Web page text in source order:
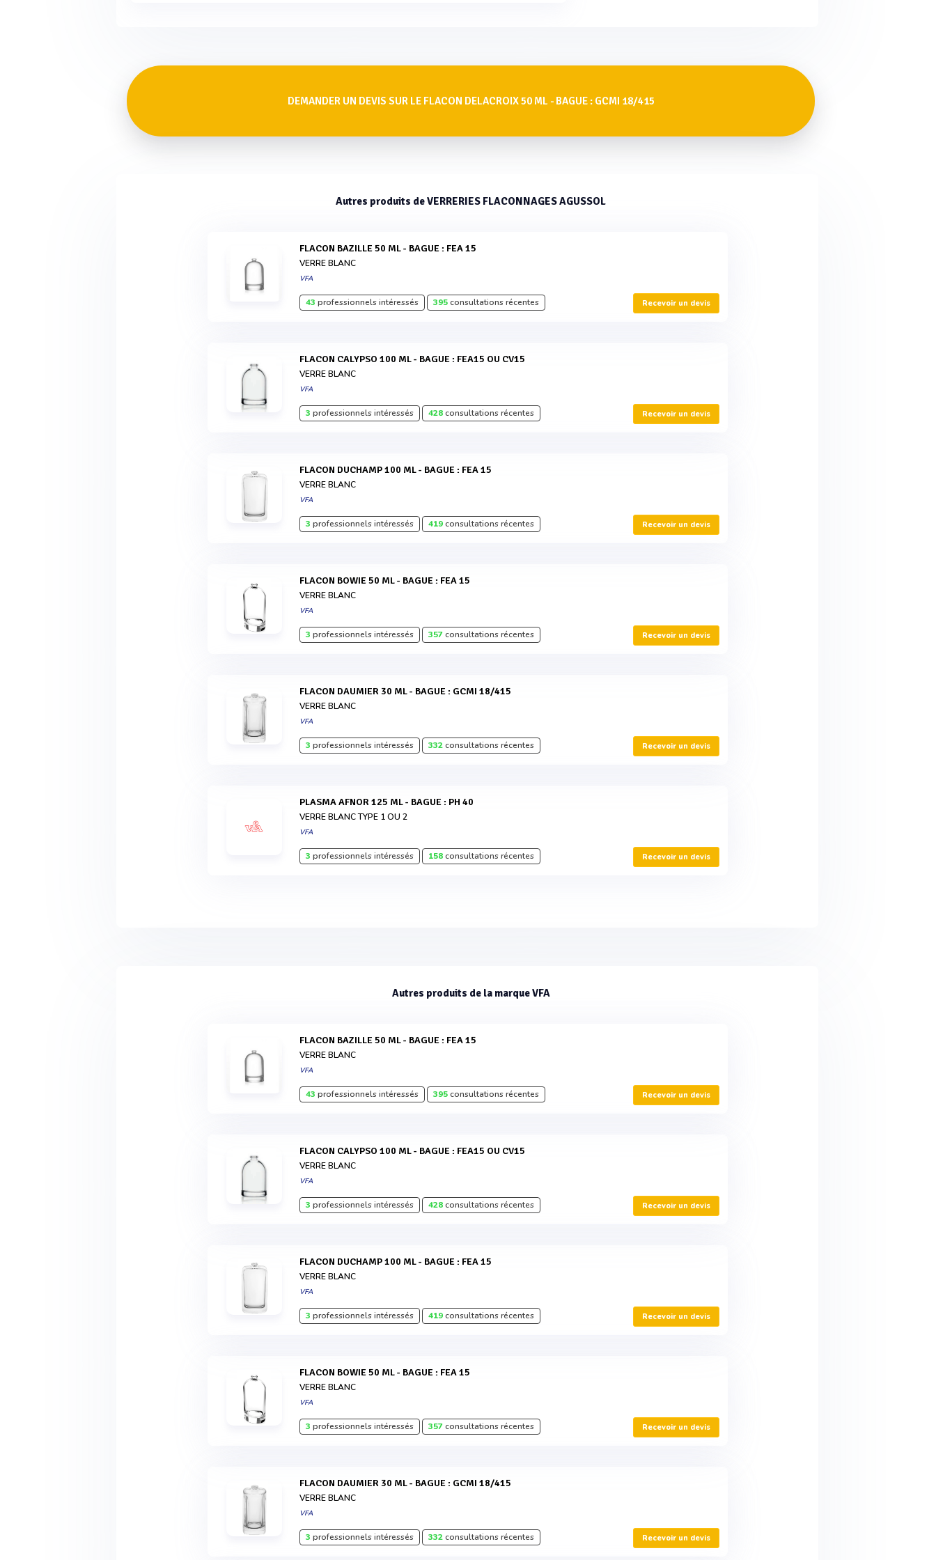
DEMANDER UN DEVIS SUR LE FLACON DELACROIX 50 ML - BAGUE : GCMI 18/415
Autres produits de VERRERIES FLACONNAGES AGUSSOL
FLACON BAZILLE 50 ML - BAGUE : FEA 15
VERRE BLANC
VFA
43 professionnels intéressés 395consultations récentes Recevoir un devis
FLACON CALYPSO 100 ML - BAGUE : FEA15 OU CV15
VERRE BLANC
VFA
3 professionnels intéressés 428consultations récentes Recevoir un devis
FLACON DUCHAMP 100 ML - BAGUE : FEA 15
VERRE BLANC
VFA
3 professionnels intéressés 419consultations récentes Recevoir un devis
FLACON BOWIE 50 ML - BAGUE : FEA 15
VERRE BLANC
VFA
3 professionnels intéressés 357consultations récentes Recevoir un devis
FLACON DAUMIER 30 ML - BAGUE : GCMI 18/415
VERRE BLANC
VFA
3 professionnels intéressés 332consultations récentes Recevoir un devis
PLASMA AFNOR 125 ML - BAGUE : PH 40
VERRE BLANC TYPE 1 OU 2
VFA
3 professionnels intéressés 158consultations récentes Recevoir un devis
Autres produits de la marque VFA
FLACON BAZILLE 50 ML - BAGUE : FEA 15
VERRE BLANC
VFA
43 professionnels intéressés 395consultations récentes Recevoir un devis
FLACON CALYPSO 100 ML - BAGUE : FEA15 OU CV15
VERRE BLANC
VFA
3 professionnels intéressés 428consultations récentes Recevoir un devis
FLACON DUCHAMP 100 ML - BAGUE : FEA 15
VERRE BLANC
VFA
3 professionnels intéressés 419consultations récentes Recevoir un devis
FLACON BOWIE 50 ML - BAGUE : FEA 15
VERRE BLANC
VFA
3 professionnels intéressés 357consultations récentes Recevoir un devis
FLACON DAUMIER 30 ML - BAGUE : GCMI 18/415
VERRE BLANC
VFA
3 professionnels intéressés 332consultations récentes Recevoir un devis